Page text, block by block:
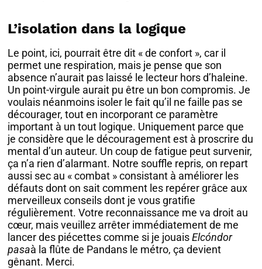
L’isolation dans la logique
Le point, ici, pourrait être dit « de confort », car il
permet une respiration, mais je pense que son
absence n’aurait pas laissé le lecteur hors d’haleine.
Un point-virgule aurait pu être un bon compromis. Je
voulais néanmoins isoler le fait qu’il ne faille pas se
décourager, tout en incorporant ce paramètre
important à un tout logique. Uniquement parce que
je considère que le découragement est à proscrire du
mental d’un auteur. Un coup de fatigue peut survenir,
ça n’a rien d’alarmant. Notre souffle repris, on repart
aussi sec au « combat » consistant à améliorer les
défauts dont on sait comment les repérer grâce aux
merveilleux conseils dont je vous gratifie
régulièrement. Votre reconnaissance me va droit au
cœur, mais veuillez arrêter immédiatement de me
lancer des piécettes comme si je jouaisElcóndor
pasaà la flûte de Pandans le métro, ça devient
gênant. Merci.